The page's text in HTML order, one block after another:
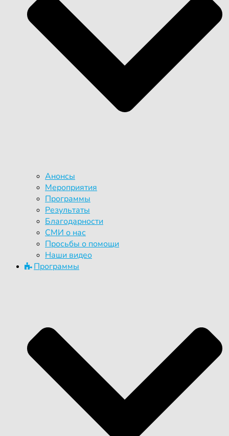
Анонсы
Мероприятия
Программы
Результаты
Благодарности
СМИ о нас
Просьбы о помощи
Наши видео
Программы